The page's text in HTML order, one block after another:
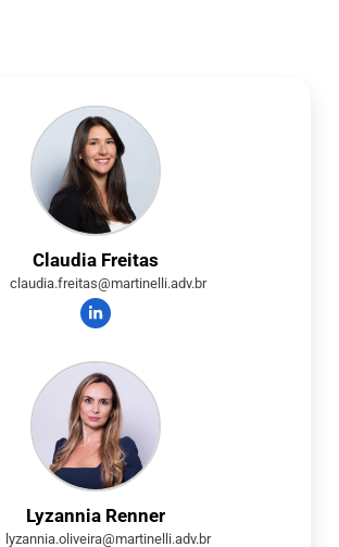
Claudia Freitas
claudia.freitas@martinelli.adv.br
Lyzannia Renner
lyzannia.oliveira@martinelli.adv.br